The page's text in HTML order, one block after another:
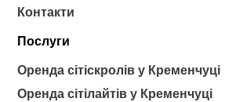
Контакти
Послуги
Оренда сітіскролів у Кременчуці
Оренда сітілайтів у Кременчуці